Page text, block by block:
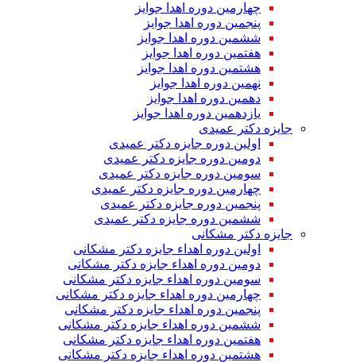
چهارمین دوره اهدا جوایز
پنجمین دوره اهدا جوایز
ششمین دوره اهدا جوایز
هفتمین دوره اهدا جوایز
هشتمین دوره اهدا جوایز
نهمین دوره اهدا جوایز
دهمین دوره اهدا جوایز
یازدهمین دوره اهدا جوایز
جایزه دکتر عمیدی
اولین دوره جایزه دکتر عمیدی
دومین دوره جایزه دکتر عمیدی
سومین دوره جایزه دکتر عمیدی
چهارمین دوره جایزه دکتر عمیدی
پنجمین دوره جایزه دکتر عمیدی
ششمین دوره جایزه دکتر عمیدی
جایزه دکتر مشکانی
اولین دوره اهداء جایزه دکتر مشکانی
دومین دوره اهداء جایزه دکتر مشکانی
سومین دوره اهداء جایزه دکتر مشکانی
چهارمین دوره اهداء جایزه دکتر مشکانی
پنجمین دوره اهداء جایزه دکتر مشکانی
ششمین دوره اهداء جایزه دکتر مشکانی
هفتمین دوره اهداء جایزه دکتر مشکانی
هشتمین دوره اهداء جایزه دکتر مشکانی